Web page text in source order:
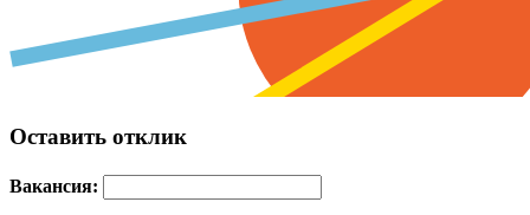
Оставить отклик
Вакансия: